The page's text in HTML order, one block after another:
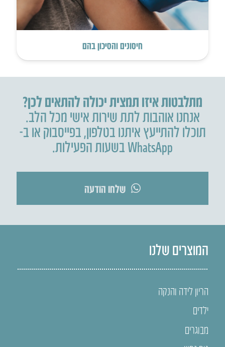
חיסונים והסיכון בהם
מתלבטות איזו תמצית יכולה להתאים לכן?
אנחנו אוהבות לתת שירות אישי מכל הלב.
תוכלו להתייעץ איתנו בטלפון,בפייסבוק או ב-
WhatsApp בשעות הפעילות.
שלחו הודעה
המוצרים שלנו
הריון לידה והנקה
ילדים
מבוגרים